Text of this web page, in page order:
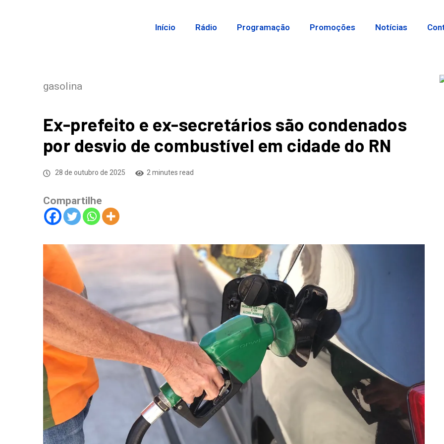
Início Rádio Programação Promoções Notícias
gasolina
Ex-prefeito e ex-secretários são condenados
por desvio de combustível em cidade do RN
28 de outubro de 2025 2 minutes read
Compartilhe